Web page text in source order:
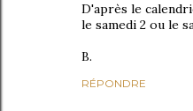
D'après le
le samedi 2 ou le
B.
RÉPONDRE